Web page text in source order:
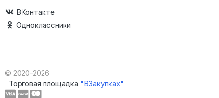
ВКонтакте
Одноклассники
© 2020-2026
Торговая площадка "ВЗакупках"